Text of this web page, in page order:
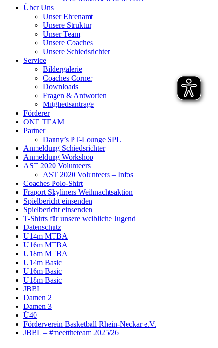
Über Uns
Unser Ehrenamt
Unsere Struktur
Unser Team
Unsere Coaches
Unsere Schiedsrichter
Service
Bildergalerie
Coaches Corner
Downloads
Fragen & Antworten
Mitgliedsanträge
Förderer
ONE TEAM
Partner
Danny’s PT-Lounge SPL
Anmeldung Schiedsrichter
Anmeldung Workshop
AST 2020 Volunteers
AST 2020 Volunteers – Infos
Coaches Polo-Shirt
Fraport Skyliners Weihnachtsaktion
Spielbericht einsenden
Spielbericht einsenden
T-Shirts für unsere weibliche Jugend
Datenschutz
U14m MTBA
U16m MTBA
U18m MTBA
U14m Basic
U16m Basic
U18m Basic
JBBL
Damen 2
Damen 3
Ü40
Förderverein Basketball Rhein-Neckar e.V.
JBBL – #meettheteam 2025/26